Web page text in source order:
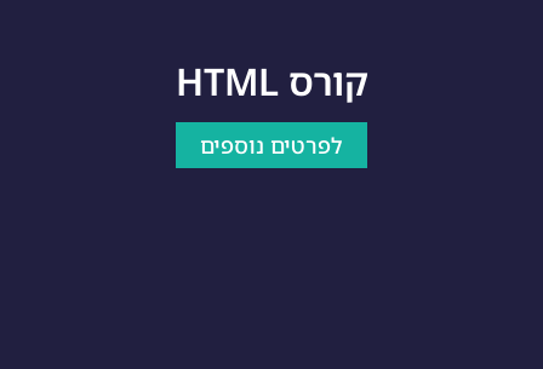
קורס HTML
לפרטים נוספים